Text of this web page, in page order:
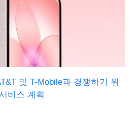
및 T-Mobile과 경쟁하기 위
비스 계획